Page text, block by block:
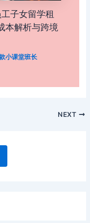
子女留学租
本解析与跨境
小课堂班长
NEXT